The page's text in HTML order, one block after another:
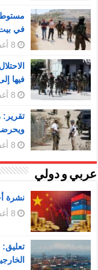
في
8 أغسطس، 2026
فيها
8 أغسطس، 2026
8 أغسطس، 2026
عربي و دولي
نشرة
8 أغسطس، 2026